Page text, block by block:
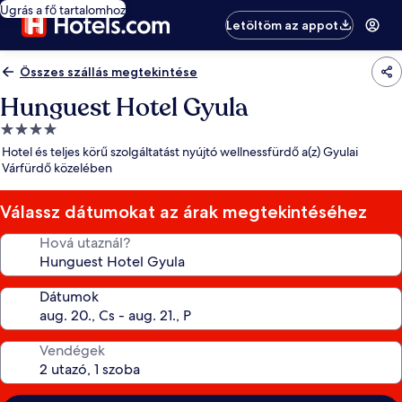
Ugrás a fő tartalomhoz
Letöltöm az appot
Összes szállás megtekintése
Hunguest Hotel Gyula
4.0
csillagos
szálláshely
Hotel és teljes körű szolgáltatást nyújtó wellnessfürdő a(z) Gyulai
Várfürdő közelében
Válassz dátumokat az árak megtekintéséhez
Hová utaznál?
Dátumok
Vendégek